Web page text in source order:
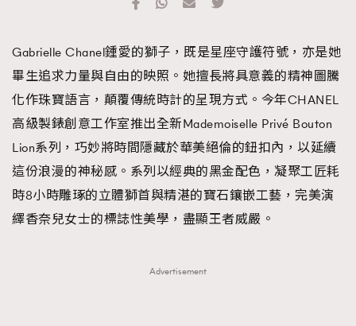
Gabrielle Chanel鍾愛的獅子，既是星座守護符號，亦是她
畢生追求力量與自由的映照。她擅長將具意義的精神圖騰
化作珠寶語言，顛覆傳統時計的呈現方式。今年CHANEL
高級製錶創意工作室推出全新Mademoiselle Privé Bouton
Lion系列，巧妙將時間隱藏於華美絕倫的鈕扣內，以延續
這份浪漫的神秘感。系列以經典的黑金配色，凝聚工匠耗
時8小時雕琢的立體獅首與精湛的寶石鑲嵌工藝，完美演
繹香奈兒女士的標誌性美學，盡顯王者威嚴。
Advertisement